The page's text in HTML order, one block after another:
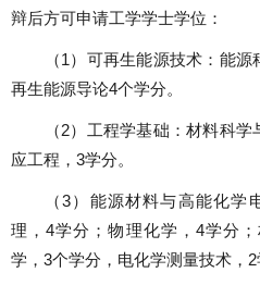
辩后方可申请工学学士学位：
（1）可再生能源技术：能源
再生能源导论4个学分。
（2）工程学基础：材料科学
应工程， 3学分。
（3）能源材料与高能化学
理，4学分；物理化学， 4学分；
学， 3个学分，电化学测量技术， 2